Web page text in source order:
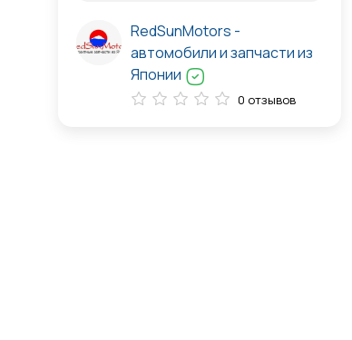
RedSunMotors -
автомобили и запчасти из
Японии
0 отзывов